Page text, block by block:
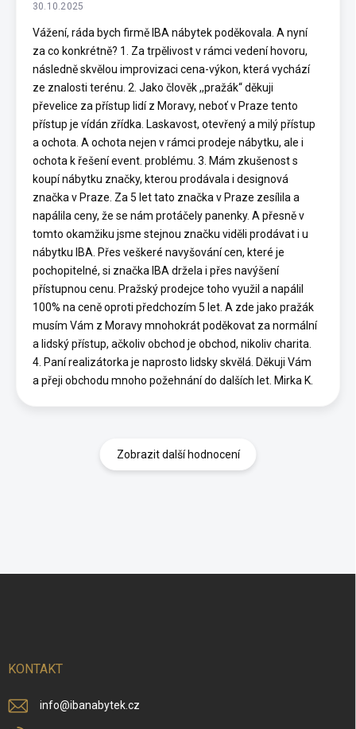
30.10.2025
Vážení, ráda bych firmě IBA nábytek poděkovala. A nyní
za co konkrétně? 1. Za trpělivost v rámci vedení hovoru,
následně skvělou improvizaci cena-výkon, která vychází
ze znalosti terénu. 2. Jako člověk ,,pražák“ děkuji
převelice za přístup lidí z Moravy, neboť v Praze tento
přístup je vídán zřídka. Laskavost, otevřený a milý přístup
a ochota. A ochota nejen v rámci prodeje nábytku, ale i
ochota k řešení event. problému. 3. Mám zkušenost s
koupí nábytku značky, kterou prodávala i designová
značka v Praze. Za 5 let tato značka v Praze zesílila a
napálila ceny, že se nám protáčely panenky. A přesně v
tomto okamžiku jsme stejnou značku viděli prodávat i u
nábytku IBA. Přes veškeré navyšování cen, které je
pochopitelné, si značka IBA držela i přes navýšení
přístupnou cenu. Pražský prodejce toho využil a napálil
100% na ceně oproti předchozím 5 let. A zde jako pražák
musím Vám z Moravy mnohokrát poděkovat za normální
a lidský přístup, ačkoliv obchod je obchod, nikoliv charita.
4. Paní realizátorka je naprosto lidsky skvělá. Děkuji Vám
a přeji obchodu mnoho požehnání do dalších let. Mirka K.
Zobrazit další hodnocení
KONTAKT
info@ibanabytek.cz